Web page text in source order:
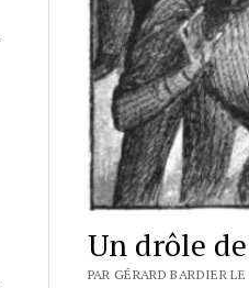
Un drôle
PAR GÉRARD BARDIER